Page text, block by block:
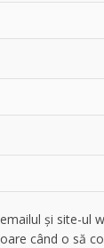
și site-ul
când o să